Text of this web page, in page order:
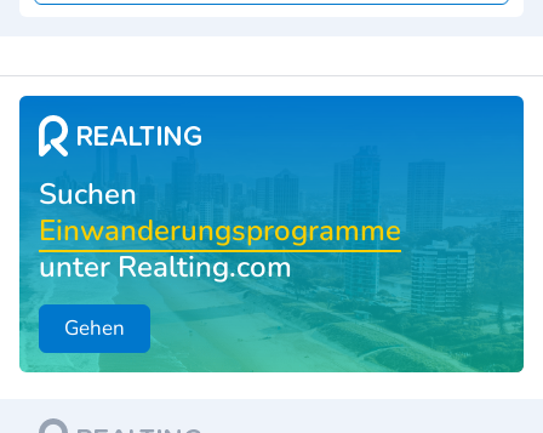
Suchen
Einwanderungsprogramme
unter Realting.com
Gehen